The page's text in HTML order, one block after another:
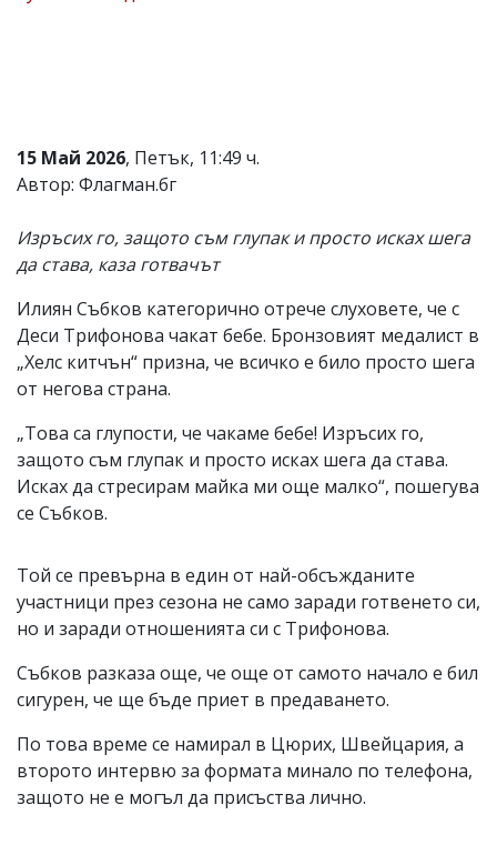
редакцията
отговорност
за
Ако
обиден
за
вас
моля
сигнализирайте
ни!
15 Май 2026, Петък, 11:49 ч.
Автор: Флагман.бг
Изръсих го, защото съм глупак и просто исках шега
да става, каза готвачът
Илиян Събков категорично отрече слуховете, че с
Деси Трифонова чакат бебе. Бронзовият медалист в
„Хелс китчън“ призна, че всичко е било просто шега
от негова страна.
„Това са глупости, че чакаме бебе! Изръсих го,
защото съм глупак и просто исках шега да става.
Исках да стресирам майка ми още малко“, пошегува
се Събков.
Той се превърна в един от най-обсъжданите
участници през сезона не само заради готвенето си,
но и заради отношенията си с Трифонова.
Събков разказа още, че още от самото начало е бил
сигурен, че ще бъде приет в предаването.
По това време се намирал в Цюрих, Швейцария, а
второто интервю за формата минало по телефона,
защото не е могъл да присъства лично.